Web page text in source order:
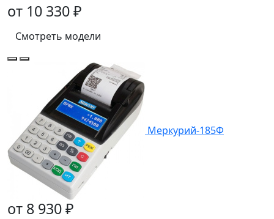
от 10 330 ₽
Смотреть модели
Меркурий-185Ф
от 8 930 ₽